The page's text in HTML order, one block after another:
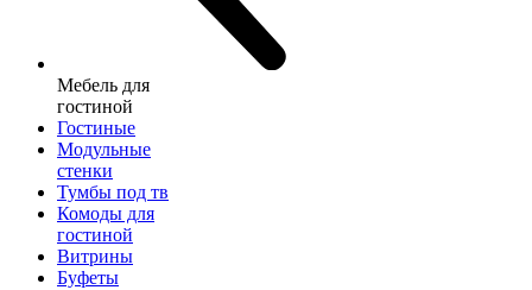
Мебель для
гостиной
Гостиные
Модульные
стенки
Тумбы под тв
Комоды для
гостиной
Витрины
Буфеты